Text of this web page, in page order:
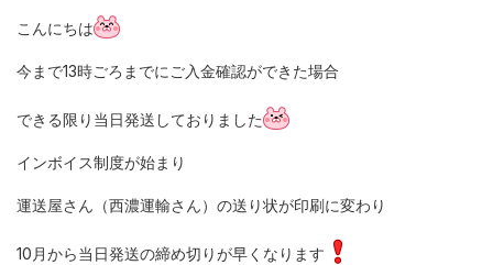
こんにちは
今まで13時ごろまでにご入金確認ができた場合
できる限り当日発送しておりました
インボイス制度が始まり
運送屋さん（西濃運輸さん）の送り状が印刷に変わり
10月から当日発送の締め切りが早くなります